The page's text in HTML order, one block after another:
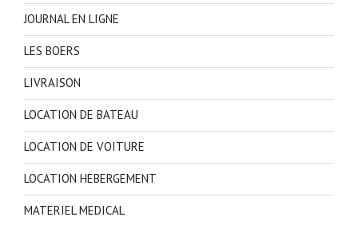
JOURNAL EN LIGNE
LES BOERS
LIVRAISON
LOCATION DE BATEAU
LOCATION DE VOITURE
LOCATION HEBERGEMENT
MATERIEL MEDICAL